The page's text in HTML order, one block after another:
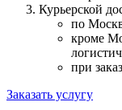
Курьерской
по
кроме
при
Заказать услугу